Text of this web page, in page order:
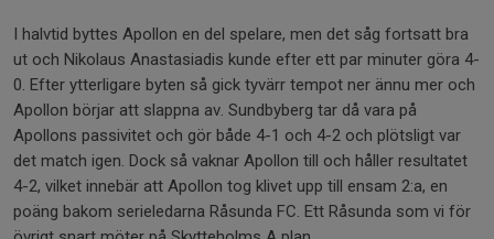
I halvtid byttes Apollon en del spelare, men det såg fortsatt bra
ut och Nikolaus Anastasiadis kunde efter ett par minuter göra 4-
0. Efter ytterligare byten så gick tyvärr tempot ner ännu mer och
Apollon börjar att slappna av. Sundbyberg tar då vara på
Apollons passivitet och gör både 4-1 och 4-2 och plötsligt var
det match igen. Dock så vaknar Apollon till och håller resultatet
4-2, vilket innebär att Apollon tog klivet upp till ensam 2:a, en
poäng bakom serieledarna Råsunda FC. Ett Råsunda som vi för